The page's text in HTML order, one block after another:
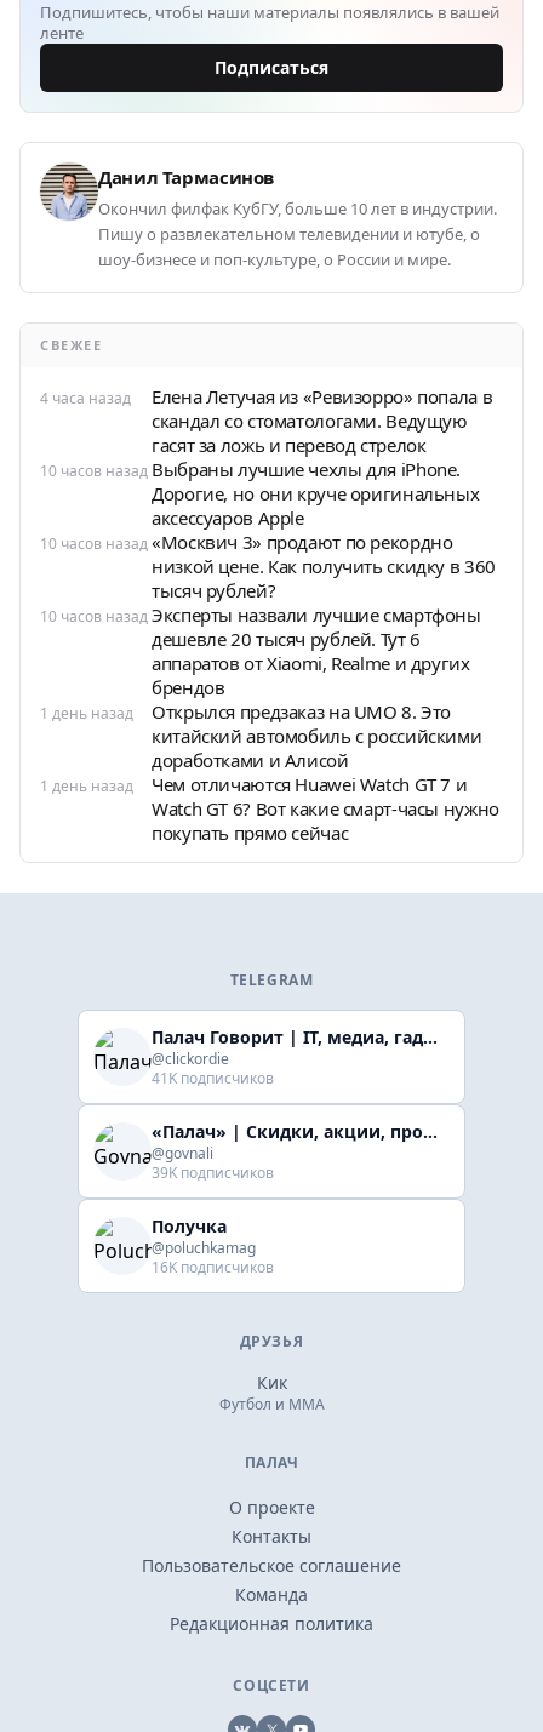
Подпишитесь, чтобы наши материалы появлялись в вашей
ленте
Подписаться
Данил Тармасинов
Окончил филфак КубГУ, больше 10 лет в индустрии.
Пишу о развлекательном телевидении и ютубе, о
шоу-бизнесе и поп-культуре, о России и мире.
СВЕЖЕЕ
4 часа назад
Елена Летучая из «Ревизорро» попала в
скандал со стоматологами. Ведущую
гасят за ложь и перевод стрелок
10 часов назад Выбраны лучшие чехлы для iPhone.
Дорогие, но они круче оригинальных
аксессуаров Apple
10 часов назад«Москвич 3» продают по рекордно
низкой цене. Как получить скидку в 360
тысяч рублей?
10 часов назадЭксперты назвали лучшие смартфоны
дешевле 20 тысяч рублей. Тут 6
аппаратов от Xiaomi, Realme и других
брендов
1 день назад
Открылся предзаказ на UMO 8. Это
китайский автомобиль с российскими
доработками и Алисой
1 день назад
Чем отличаются Huawei Watch GT 7 и
Watch GT 6? Вот какие смарт-часы нужно
покупать прямо сейчас
TELEGRAM
Палач Говорит | IT, медиа, гaджеты, скидки
@clickordie
41K подписчиков
«Палач» | Скидки, акции, промокоды
@govnali
39K подписчиков
Получка
@poluchkamag
16K подписчиков
ДРУЗЬЯ
Кик
Футбол и ММА
ПАЛАЧ
О проекте
Контакты
Пользовательское соглашение
Команда
Редакционная политика
СОЦСЕТИ